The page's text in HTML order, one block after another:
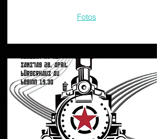
Fotos